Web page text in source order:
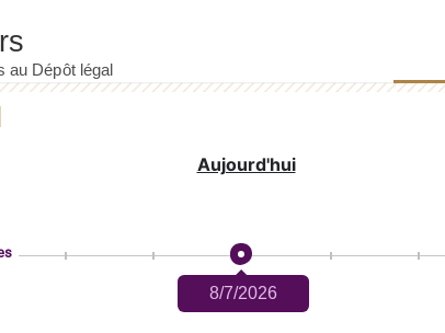
Aujourd'hui
8/7/2026